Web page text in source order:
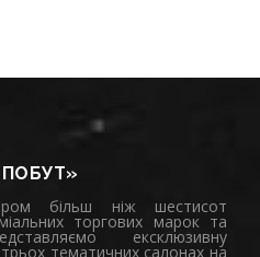
більш ніж шестисот
торгових марок та
ексклюзивну
тематичних салонах на